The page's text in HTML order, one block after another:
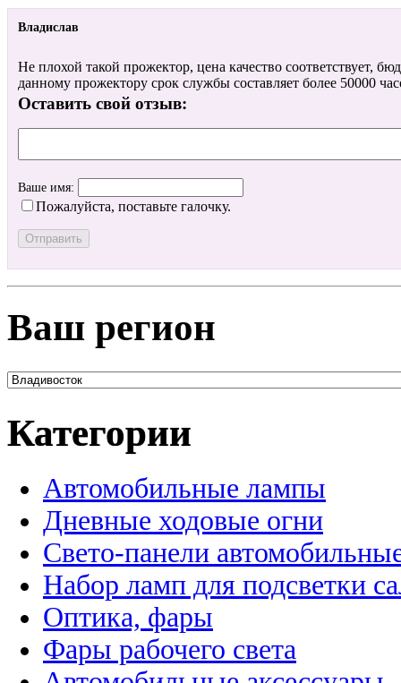
Владислав
Не плохой такой прожектор, цена качество соответствует,
данному прожектору срок службы составляет более 50000
Оставить свой отзыв:
Ваше имя:
Пожалуйста, поставьте галочку.
Ваш регион
Категории
Автомобильные лампы
Дневные ходовые огни
Свето-панели
Набор ламп для подсветки
Оптика, фары
Фары рабочего света